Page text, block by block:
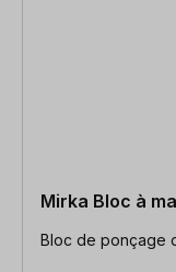
Mirka Bloc à
Bloc de ponçage